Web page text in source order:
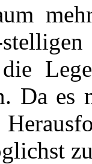
Da